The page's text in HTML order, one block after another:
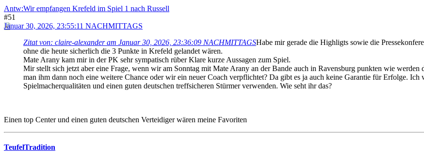
Antw:Wir empfangen Krefeld im Spiel 1 nach Russell
#51
Januar 30, 2026, 23:55:11 NACHMITTAGS
Zitat von: claire-alexander am Januar 30, 2026, 23:36:09 NACHMITTAGSHabe mir gerade die Highligts sowie die
ohne die heute sicherlich die 3 Punkte in Krefeld gelandet wären.
Mate Arany kam mir in der PK sehr sympatisch rüber Klare kurze Aussagen zum Spiel.
Mir stellt sich jetzt aber eine Frage, wenn wir am Sonntag mit Mate Arany an der Bande auch in Ravensburg punkten wie
man ihm dann noch eine weitere Chance oder wir ein neuer Coach verpflichtet? Da gibt es ja auch keine Garantie für Erfolge.
Spielmacherqualitäten und einen guten deutschen treffsicheren Stürmer verwenden. Wie seht ihr das?
Einen top Center und einen guten deutschen Verteidiger wären meine Favoriten
TeufelTradition